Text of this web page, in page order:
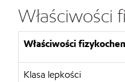
Właściwości
Właściwości
Klasa lepkości